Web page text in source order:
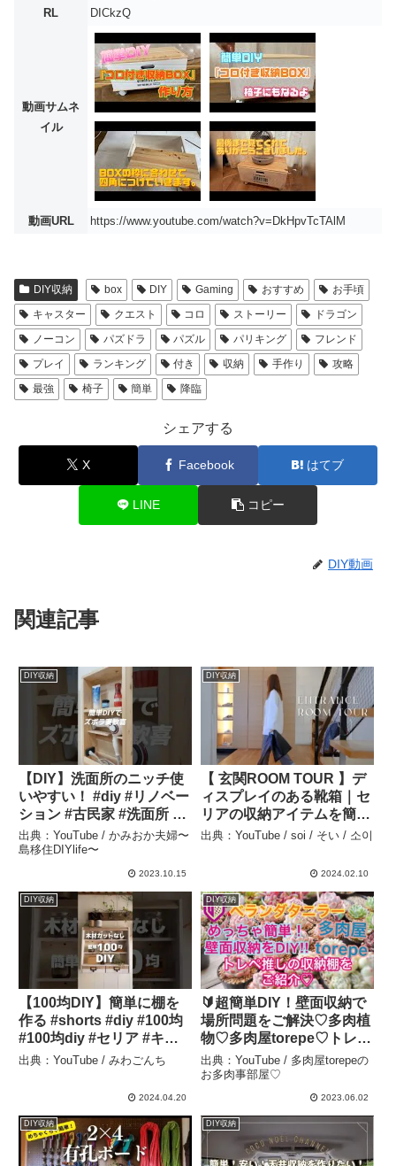
RL
DICkzQ
動画サムネ
イル
動画URL https://www.youtube.com/watch?v=DkHpvTcTAlM
DIY収納 box DIY Gaming おすすめ
お手頃
キャスター
クエスト コロ ストーリー
ドラゴン
ノーコン
パズドラ パズル パリキング
フレンド
プレイ
ランキング 付き 収納 手作り
攻略
最強
椅子 簡単 降臨
シェアする
X Facebook はてブ
LINE コピー
DIY動画
関連記事
DIY収納
【DIY】洗面所のニッチ使
いやすい！ #diy #リノベー
ション #古民家 #洗面所 #
洗面所収納 #簡単diy – か
みおか夫婦〜島移住
出典：YouTube / かみおか夫婦〜
島移住DIYlife〜
2023.10.15
DIY収納
【 玄関ROOM TOUR 】デ
ィスプレイのある靴箱｜セ
リアの収納アイテムを簡単
DIY｜新しい掃除機 – soi /
出典：YouTube / soi / そい / 소이
2024.02.10
DIY収納
【100均DIY】簡単に棚を
作る #shorts #diy #100均
#100均diy #セリア #キャ
ンドゥ#簡単diy #棚 #収納
出典：YouTube / みわごんち
2024.04.20
DIY収納
🔰超簡単DIY！壁面収納で
場所問題をご解決♡多肉植
物♡多肉屋torepe♡トレペ
– 多肉屋torepeのお多肉事
部屋♡
出典：YouTube / 多肉屋torepeの
お多肉事部屋♡
2023.06.02
DIY収納 DIY収納